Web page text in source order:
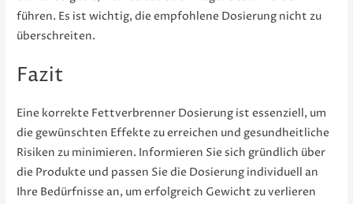
führen. Es ist wichtig, die empfohlene Dosierung nicht zu
überschreiten.
Fazit
Eine korrekte Fettverbrenner Dosierung ist essenziell, um
die gewünschten Effekte zu erreichen und gesundheitliche
Risiken zu minimieren. Informieren Sie sich gründlich über
die Produkte und passen Sie die Dosierung individuell an
Ihre Bedürfnisse an, um erfolgreich Gewicht zu verlieren